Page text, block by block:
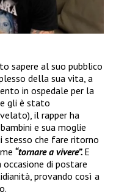
sapere al suo pubblico
della sua vita, a
in ospedale per la
gli è stato
il rapper ha
e sua moglie
stesso che fare ritorno
“tornare a vivere”. E
di postare
provando così a